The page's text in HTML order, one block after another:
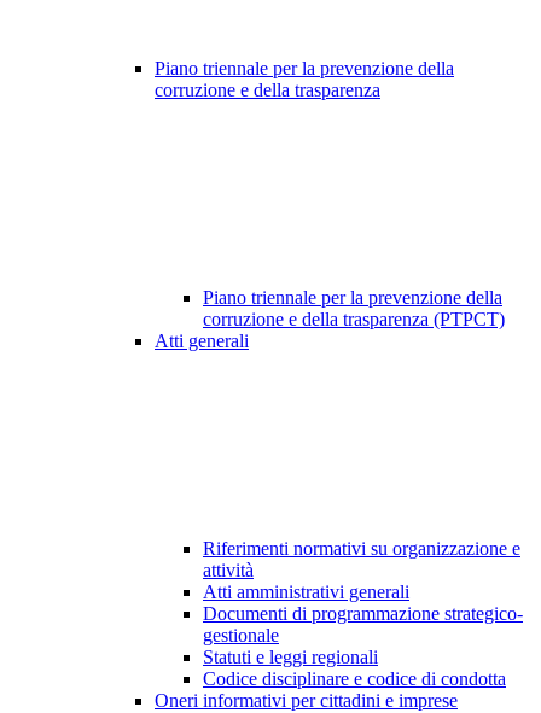
Piano triennale per la prevenzione della
corruzione e della trasparenza
Piano triennale per la prevenzione della
corruzione e della trasparenza (PTPCT)
Atti generali
Riferimenti normativi su organizzazione e
attività
Atti amministrativi generali
Documenti di programmazione strategico-
gestionale
Statuti e leggi regionali
Codice disciplinare e codice di condotta
Oneri informativi per cittadini e imprese